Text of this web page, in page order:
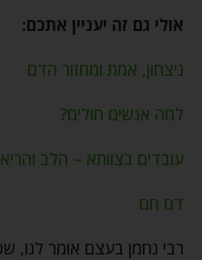
אולי גם זה יעניין אתכם:
ניצחון, אמת ומחזור הדם
למה אנשים חולים?
עובדים בצוותא – הלב
דם חם
רבי נחמן בעצם אומר לנו,